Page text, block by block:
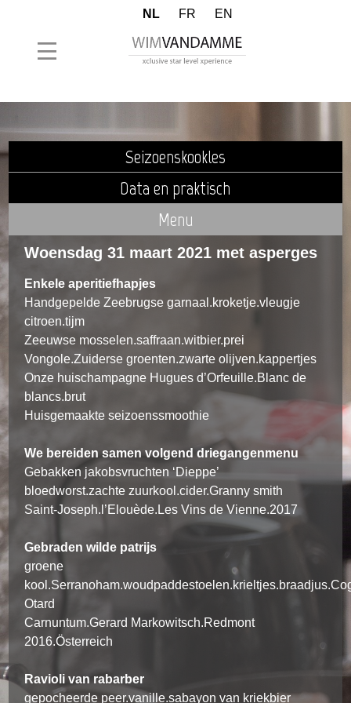
NL FR EN
Seizoenskookles
Data en praktisch
Menu
Woensdag 31 maart 2021 met asperges
Enkele aperitiefhapjes
Handgepelde Zeebrugse garnaal.kroketje.vleugje
citroen.tijm
Zeeuwse mosselen.saffraan.witbier.prei
Vongole.Zuiderse groenten.zwarte olijven.kappertjes
Onze huischampagne Hugues d’Orfeuille.Blanc de
blancs.brut
Huisgemaakte seizoenssmoothie
We bereiden samen volgend driegangenmenu
Gebakken jakobsvruchten ‘Dieppe’
bloedworst.zachte zuurkool.cider.Granny smith
Saint-Joseph.l’Elouède.Les Vins de Vienne.2017
Gebraden wilde patrijs
groene
Otard
Carnuntum.Gerard Markowitsch.Redmont
2016.Österreich
Ravioli van rabarber
gepocheerde peer.vanille.sabayon van kriekbier